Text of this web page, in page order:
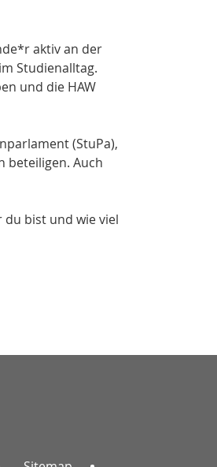
aktiv an der
Studienalltag.
und die HAW
(StuPa),
beteiligen. Auch
du bist und wie viel